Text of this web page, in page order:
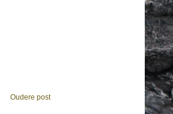
Oudere post